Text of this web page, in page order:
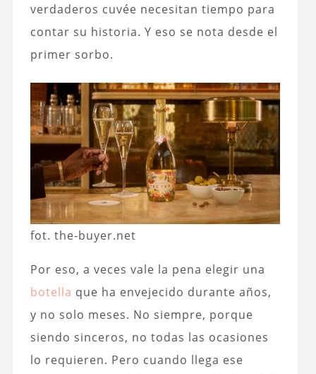
verdaderos cuvée necesitan tiempo para
contar su historia. Y eso se nota desde el
primer sorbo.
fot. the-buyer.net
Por eso, a veces vale la pena elegir una
botella que ha envejecido durante años,
y no solo meses. No siempre, porque
siendo sinceros, no todas las ocasiones
lo requieren. Pero cuando llega ese